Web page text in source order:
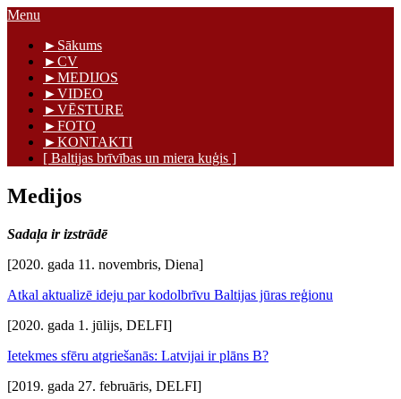
Skip
content
Māris Graudiņš
Menu
►Sākums
►CV
►MEDIJOS
►VIDEO
►VĒSTURE
►FOTO
►KONTAKTI
[ Baltijas brīvības un miera kuģis ]
Medijos
Sadaļa ir izstrādē
[2020. gada 11. novembris, Diena]
Atkal aktualizē ideju par kodolbrīvu Baltijas jūras reģionu
[2020. gada 1. jūlijs, DELFI]
Ietekmes sfēru atgriešanās: Latvijai ir plāns B?
[2019. gada 27. februāris, DELFI]